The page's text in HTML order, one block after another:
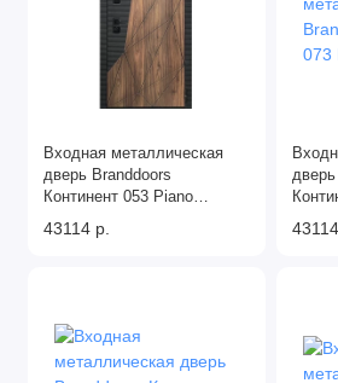
Входная металлическая
дверь Branddoors
Континент 053 Piano
"Аляска"
43114 р.